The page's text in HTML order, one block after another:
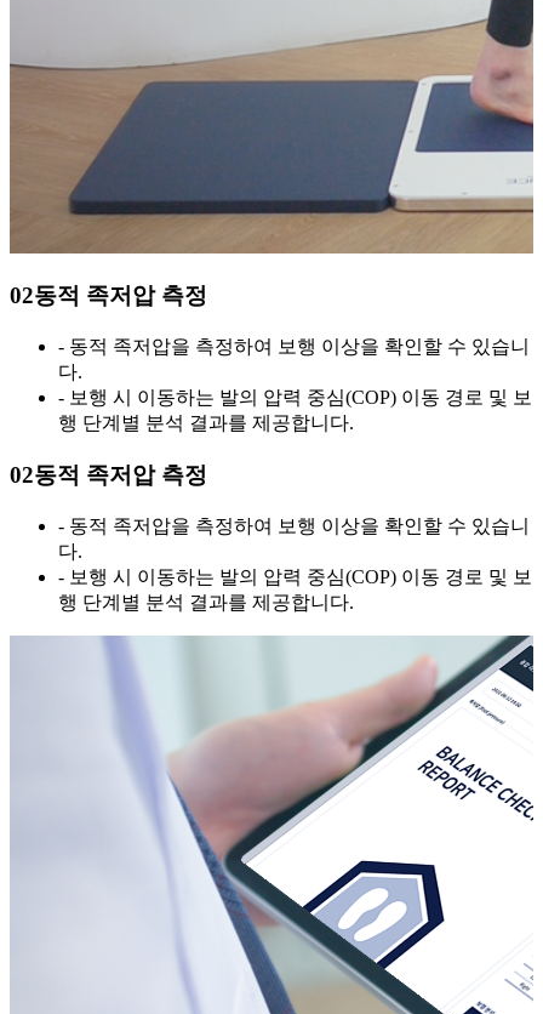
02동적 족저압 측정
- 동적 족저압을 측정하여 보행 이상을 확인할 수 있습니
다.
- 보행 시 이동하는 발의 압력 중심(COP) 이동 경로 및 보
행 단계별 분석 결과를 제공합니다.
02동적 족저압 측정
- 동적 족저압을 측정하여 보행 이상을 확인할 수 있습니
다.
- 보행 시 이동하는 발의 압력 중심(COP) 이동 경로 및 보
행 단계별 분석 결과를 제공합니다.